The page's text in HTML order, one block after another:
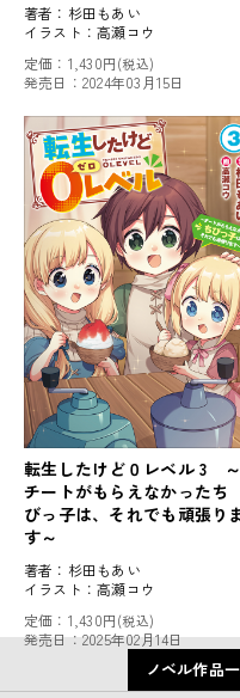
著者： 杉田もあい
イラスト：高瀬コウ
定価： 1,430円(税込)
発売日： 2024年03月15日
転生したけど０レベル 3 ～
チートがもらえなかったち
びっ子は、それでも頑張り
す～
著者： 杉田もあい
イラスト：高瀬コウ
定価： 1,430円(税込)
発売日：2025年02月14日
ノベル作品